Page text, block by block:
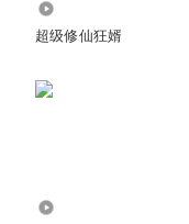
超级修仙狂婿